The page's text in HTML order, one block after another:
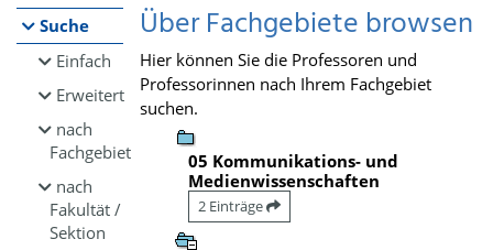
Suche
Einfach
Erweitert
nach
Fachgebiet
nach
Fakultät /
Sektion
Über Fachgebiete browsen
Hier können Sie die Professoren und
Professorinnen nach Ihrem Fachgebiet
suchen.
05 Kommunikations- und
Medienwissenschaften
2 Einträge